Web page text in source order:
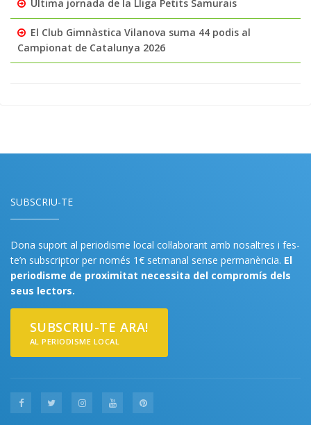
Última jornada de la Lliga Petits Samurais
El Club Gimnàstica Vilanova suma 44 podis al
Campionat de Catalunya 2026
SUBSCRIU-TE
Dona suport al periodisme local col·laborant amb nosaltres i fes-
te’n subscriptor per només 1€ setmanal sense permanència. El
periodisme de proximitat necessita del compromís dels
seus lectors.
SUBSCRIU-TE ARA!
AL PERIODISME LOCAL